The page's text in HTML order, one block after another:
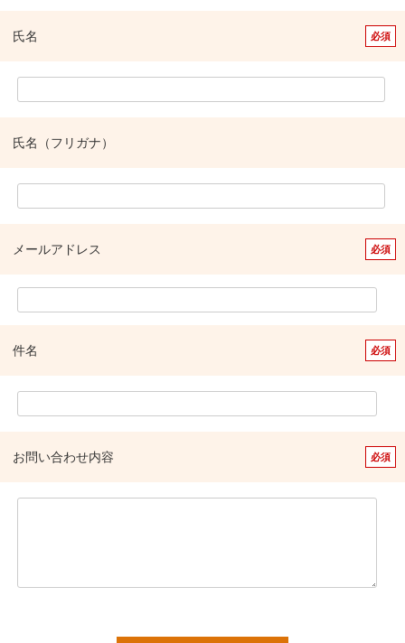
氏名
氏名（フリガナ）
メールアドレス
件名
お問い合わせ内容